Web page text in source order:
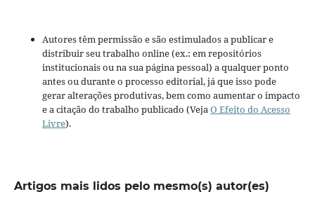
Autores têm permissão e são estimulados a publicar e
distribuir seu trabalho online (ex.: em repositórios
institucionais ou na sua página pessoal) a qualquer ponto
antes ou durante o processo editorial, já que isso pode
gerar alterações produtivas, bem como aumentar o impacto
e a citação do trabalho publicado (VejaO Efeito do Acesso
Livre).
Artigos mais lidos pelo mesmo(s) autor(es)